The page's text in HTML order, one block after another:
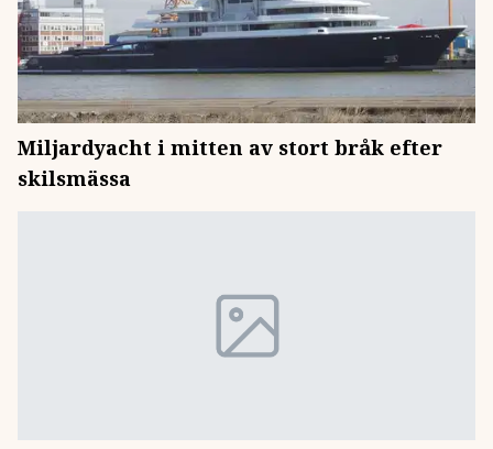
Miljardyacht i mitten av stort bråk efter
skilsmässa